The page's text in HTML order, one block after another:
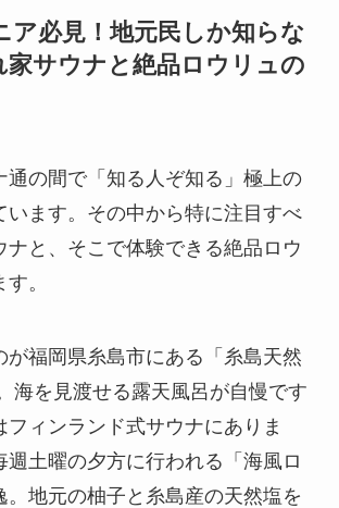
ア必見！地元民しか知らな
家サウナと絶品ロウリュの
通の間で「知る人ぞ知る」極上の
います。その中から特に注目すべ
ナと、そこで体験できる絶品ロウ
。
が福岡県糸島市にある「糸島天然
海を見渡せる露天風呂が自慢です
フィンランド式サウナにありま
週土曜の夕方に行われる「海風ロ
。地元の柚子と糸島産の天然塩を